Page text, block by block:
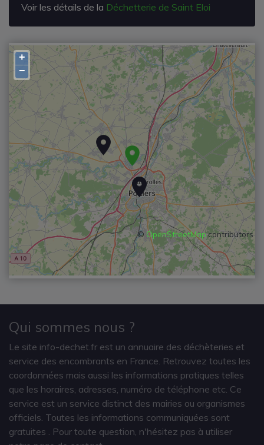
+
−
© OpenStreetMapcontributors
Voir les détails de la Déchetterie de Saint Eloi
Qui sommes nous ?
Le site info-dechet.fr est un annuaire des déchèteries et
service des encombrants en France. Retrouvez toutes les
coordonnées mais aussi les informations pratiques telles
que les horaires, adresses, numéro de téléphone etc. Ce
service est un service distinct des mairies ou organismes
officiels. Toutes les informations communiquées sont
gratuites
. Pour toute question, n'hésitez pas à utiliser